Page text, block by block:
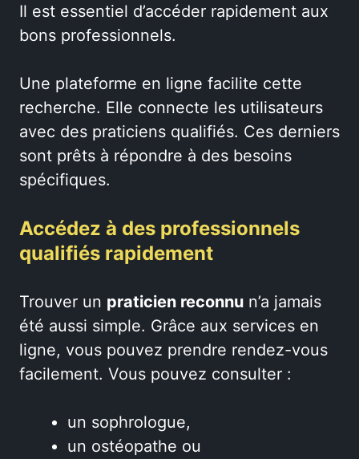
Il est essentiel d’accéder rapidement aux
bons professionnels.
Une plateforme en ligne facilite cette
recherche. Elle connecte les utilisateurs
avec des praticiens qualifiés. Ces derniers
sont prêts à répondre à des besoins
spécifiques.
Accédez à des professionnels
qualifiés rapidement
Trouver un praticien reconnu n’a jamais
été aussi simple. Grâce aux services en
ligne, vous pouvez prendre rendez-vous
facilement. Vous pouvez consulter :
un sophrologue,
un ostéopathe ou